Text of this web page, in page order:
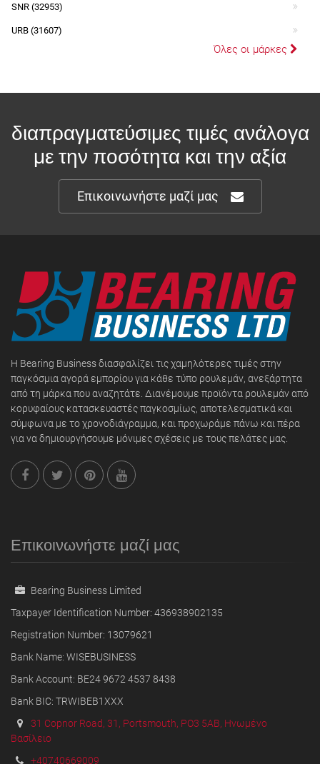
SNR (32953)
URB (31607)
Όλες οι μάρκες
διαπραγματεύσιμες τιμές ανάλογα
με την ποσότητα και την αξία
Επικοινωνήστε μαζί μας
Η Bearing Business διασφαλίζει τις χαμηλότερες τιμές στην
παγκόσμια αγορά εμπορίου για κάθε τύπο ρουλεμάν, ανεξάρτητα
από τη μάρκα που αναζητάτε. Διανέμουμε προϊόντα ρουλεμάν από
κορυφαίους κατασκευαστές παγκοσμίως, αποτελεσματικά και
σύμφωνα με το χρονοδιάγραμμα, και προχωράμε πάνω και πέρα
για να δημιουργήσουμε μόνιμες σχέσεις με τους πελάτες μας.
Επικοινωνήστε μαζί μας
Bearing Business Limited
Taxpayer Identification Number: 436938902135
Registration Number: 13079621
Bank Name: WISEBUSINESS
Bank Account: BE24 9672 4537 8438
Bank BIC: TRWIBEB1XXX
31 Copnor Road, 31, Portsmouth, PO3 5AB, Ηνωμένο
Βασίλειο
+40740669009